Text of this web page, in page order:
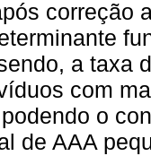
correção
a taxa
com
o
de AAA